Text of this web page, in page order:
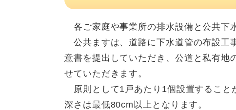
各ご家庭や事業所の排水設備と公共下
公共ますは、道路に下水道管の布設工
意書を提出していただき、公道と私有地
せていただきます。
原則として1戸あたり1個設置すること
深さは最低80cm以上となります。